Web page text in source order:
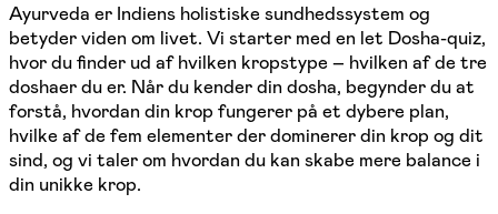
Ayurveda er Indiens holistiske sundhedssystem og
betyder viden om livet. Vi starter med en let Dosha-quiz,
hvor du finder ud af hvilken kropstype – hvilken af de tre
doshaer du er. Når du kender din dosha, begynder du at
forstå, hvordan din krop fungerer på et dybere plan,
hvilke af de fem elementer der dominerer din krop og dit
sind, og vi taler om hvordan du kan skabe mere balance i
din unikke krop.